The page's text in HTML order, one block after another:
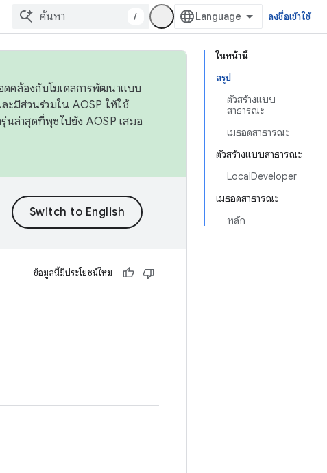
/ ลงชื่อเข้าใช้
ในหน้านี้
สรุป
ตัวสร้างแบบ
สาธารณะ
เมธอดสาธารณะ
ตัวสร้างแบบสาธารณะ
LocalDeveloper
เมธอดสาธารณะ
หลัก
ดคล้องกับโมเดลการพัฒนาแบบ
ะมีส่วนร่วมใน AOSP ให้ใช้
นล่าสุดที่พุชไปยัง AOSP เสมอ
ข้อมูลนี้มีประโยชน์ไหม